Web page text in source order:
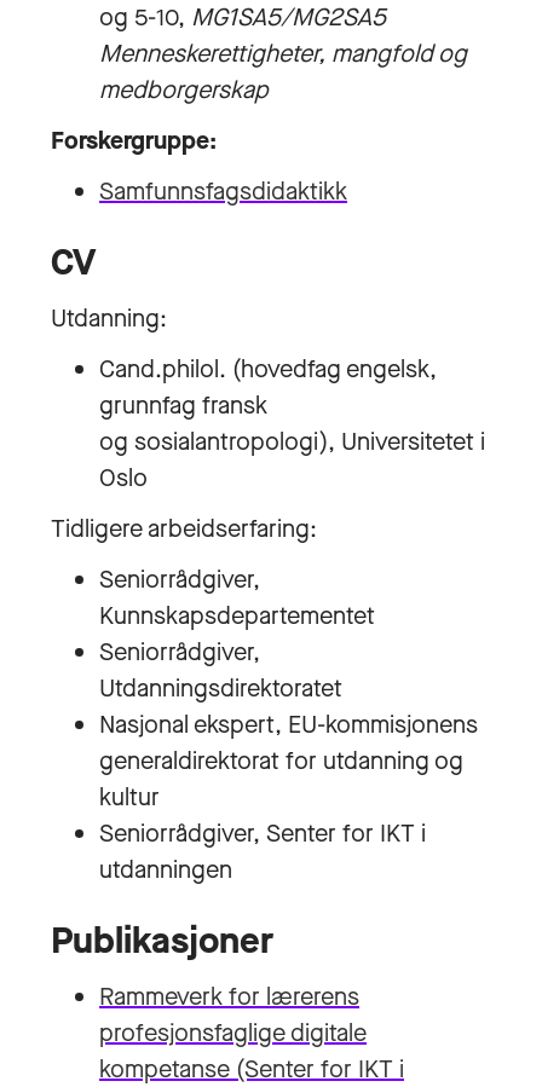
og 5-10, MG1SA5/MG2SA5
Menneskerettigheter, mangfold og
medborgerskap
Forskergruppe:
Samfunnsfagsdidaktikk
CV
Utdanning:
Cand.philol. (hovedfag engelsk,
grunnfag fransk
og sosialantropologi), Universitetet i
Oslo
Tidligere arbeidserfaring:
Seniorrådgiver,
Kunnskapsdepartementet
Seniorrådgiver,
Utdanningsdirektoratet
Nasjonal ekspert, EU-kommisjonens
generaldirektorat for utdanning og
kultur
Seniorrådgiver, Senter for IKT i
utdanningen
Publikasjoner
Rammeverk for lærerens
profesjonsfaglige digitale
kompetanse (Senter for IKT i